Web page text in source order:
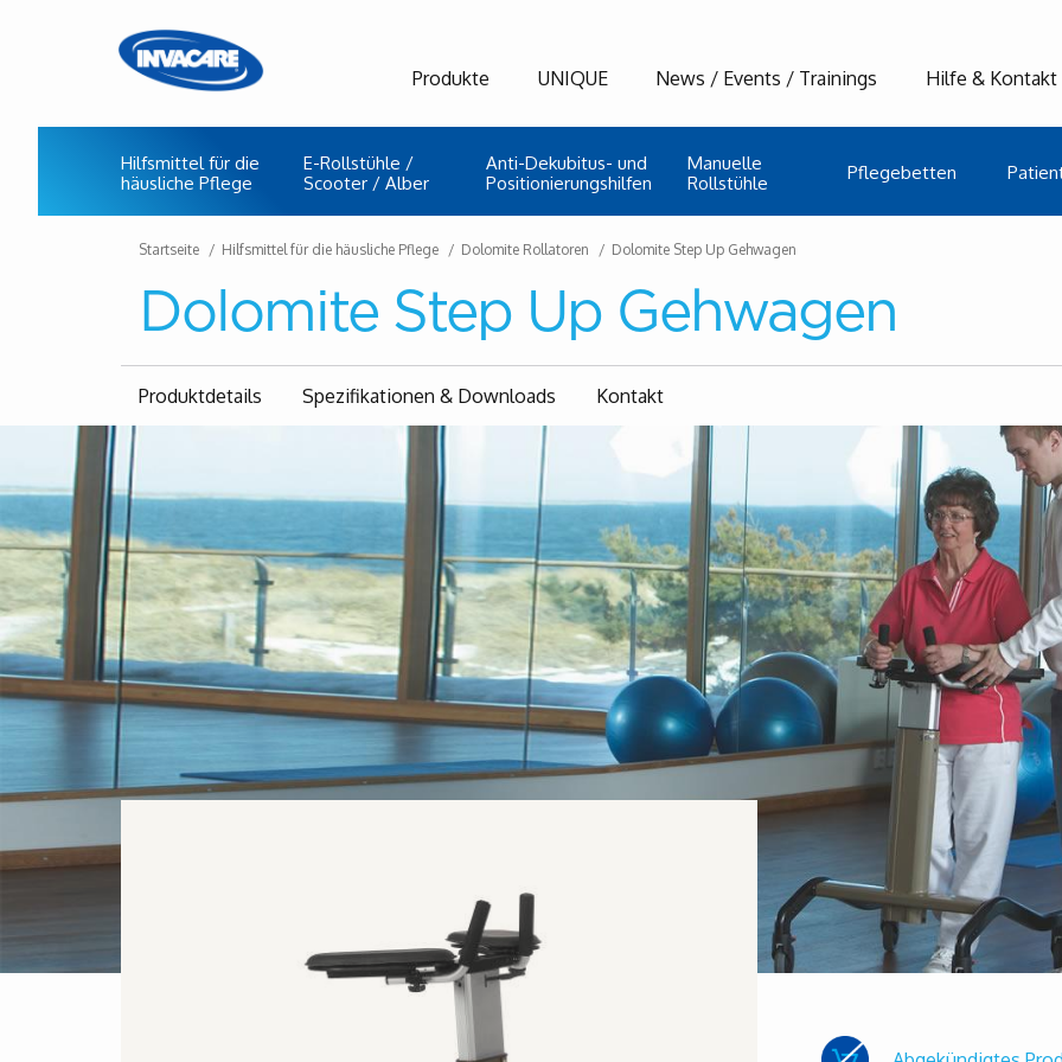
Produkte
Hilfsmittel für die
häusliche Pflege
E-Rollstühle /
Scooter / Alber
Anti-Dekubitus- und
Positionierungshilfen
Manuelle
Rollstühle
Pflegebetten
UNIQUE News / Events / Trainings Hilfe & Kontakt
Startseite Hilfsmittel für die häusliche Pflege Dolomite Rollatoren Dolomite Step Up Gehwagen
Dolomite Step Up Gehwagen
Produktdetails Spezifikationen & Downloads Kontakt